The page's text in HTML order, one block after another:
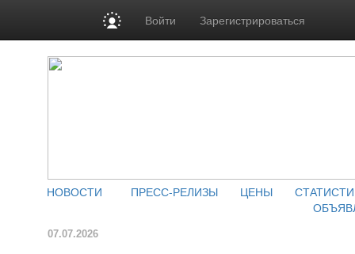
Войти Зарегистрироваться
НОВОСТИ ПРЕСС-РЕЛИЗЫ ЦЕНЫ
07.07.2026